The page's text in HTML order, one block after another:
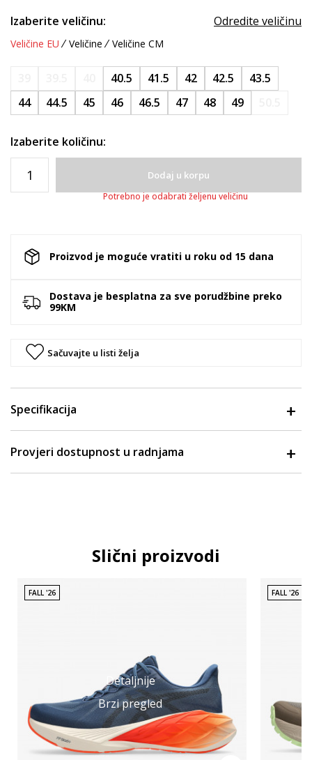
Izaberite veličinu: Odredite veličinu
Veličine EU Veličine Veličine CM
40.5 41.5 42 42.5
43.5
44
44.5 45 46 46.5 47 48 49
Izaberite količinu:
Dodaj u korpu
Potrebno je odabrati željenu veličinu
Proizvod je moguće vratiti u roku od 15 dana
Dostava je besplatna za sve porudžbine preko
99KM
Sačuvajte u listi želja
Specifikacija
Provjeri dostupnost u radnjama
Slični proizvodi
Detaljnije
Brzi pregled
FALL '26 FALL '26